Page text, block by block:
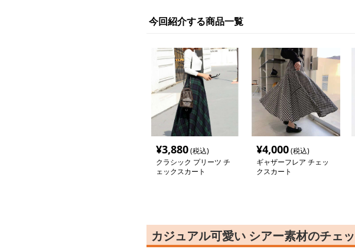
今回紹介する商品一覧
¥3,880(税込)
クラシック プリーツ チ
ェックスカート
¥4,000(税込)
ギャザーフレア チェッ
クスカート
カジュアル可愛い シアー素材のチェ